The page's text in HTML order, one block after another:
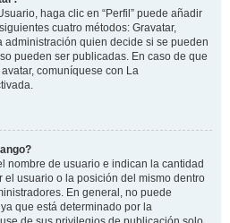
haga clic en “Perfil” puede añadir
cuatro métodos: Gravatar,
administración quien decide si se pueden
pueden ser publicadas. En caso de que
comuníquese con La
nombre de usuario e indican la cantidad
usuario o la posición del mismo dentro
En general, no puede
que está determinado por la